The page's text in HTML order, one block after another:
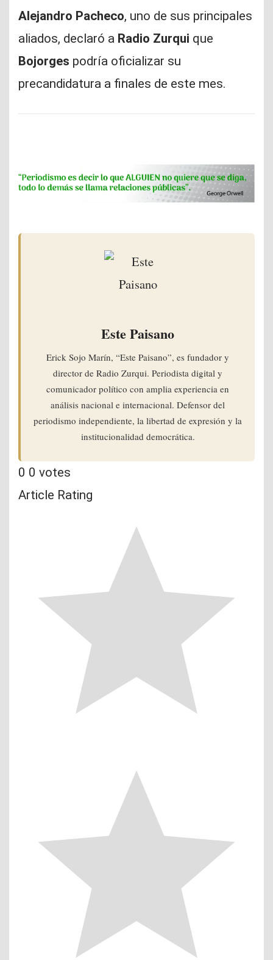
Alejandro Pacheco, uno de sus principales
aliados, declaró a Radio Zurqui que
Bojorges podría oficializar su
precandidatura a finales de este mes.
Este Paisano
Erick Sojo Marín, “Este Paisano”, es fundador y
director de Radio Zurqui. Periodista digital y
comunicador político con amplia experiencia en
análisis nacional e internacional. Defensor del
periodismo independiente, la libertad de expresión y la
institucionalidad democrática.
0 0 votes
Article Rating